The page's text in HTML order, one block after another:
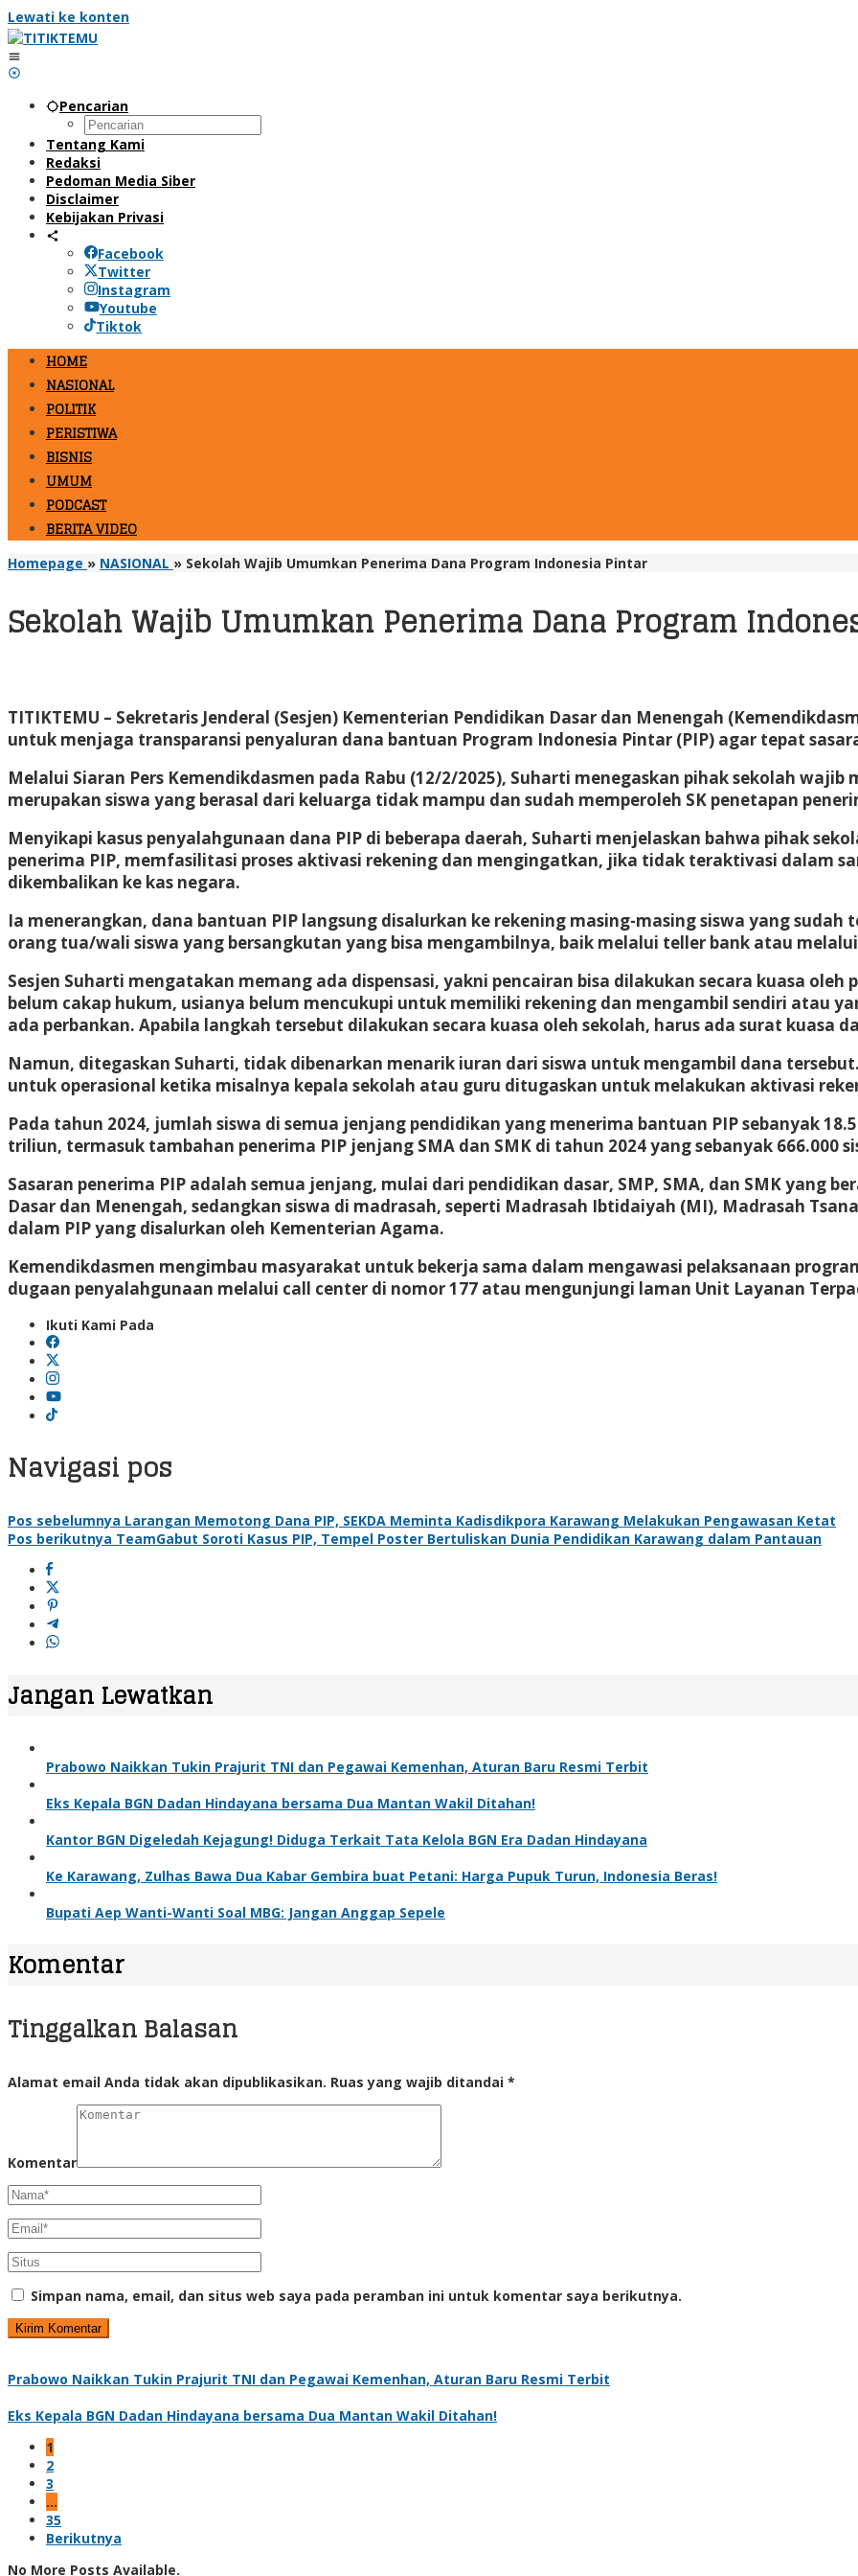
Lewati ke konten
Pencarian
Tentang Kami
Redaksi
Pedoman Media Siber
Disclaimer
Kebijakan Privasi
Facebook
Twitter
Instagram
Youtube
Tiktok
HOME
NASIONAL
POLITIK
PERISTIWA
BISNIS
UMUM
PODCAST
BERITA VIDEO
Homepage » NASIONAL » Sekolah Wajib Umumkan Penerima Dana Program Indonesia Pintar
Sekolah Wajib Umumkan Penerima Dana Program
TITIKTEMU – Sekretaris Jenderal (Sesjen) Kementerian Pendidikan Dasar dan Menengah
untuk menjaga transparansi penyaluran dana bantuan Program Indonesia Pintar (PIP) agar tepat
Melalui Siaran Pers Kemendikdasmen pada Rabu (12/2/2025), Suharti menegaskan pihak sekolah
merupakan siswa yang berasal dari keluarga tidak mampu dan sudah memperoleh SK penetapan
Menyikapi kasus penyalahgunaan dana PIP di beberapa daerah, Suharti menjelaskan bahwa pihak
penerima PIP, memfasilitasi proses aktivasi rekening dan mengingatkan, jika tidak teraktivasi dalam
dikembalikan ke kas negara.
Ia menerangkan, dana bantuan PIP langsung disalurkan ke rekening masing-masing siswa yang
orang tua/wali siswa yang bersangkutan yang bisa mengambilnya, baik melalui teller bank atau
Sesjen Suharti mengatakan memang ada dispensasi, yakni pencairan bisa dilakukan secara kuasa oleh
belum cakap hukum, usianya belum mencukupi untuk memiliki rekening dan mengambil sendiri atau
ada perbankan. Apabila langkah tersebut dilakukan secara kuasa oleh sekolah, harus ada surat kuasa
Namun, ditegaskan Suharti, tidak dibenarkan menarik iuran dari siswa untuk mengambil dana
untuk operasional ketika misalnya kepala sekolah atau guru ditugaskan untuk melakukan aktivasi
Pada tahun 2024, jumlah siswa di semua jenjang pendidikan yang menerima bantuan PIP sebanyak
triliun, termasuk tambahan penerima PIP jenjang SMA dan SMK di tahun 2024 yang sebanyak 666.000
Sasaran penerima PIP adalah semua jenjang, mulai dari pendidikan dasar, SMP, SMA, dan SMK yang
Dasar dan Menengah, sedangkan siswa di madrasah, seperti Madrasah Ibtidaiyah (MI), Madrasah
dalam PIP yang disalurkan oleh Kementerian Agama.
Kemendikdasmen mengimbau masyarakat untuk bekerja sama dalam mengawasi pelaksanaan
dugaan penyalahgunaan melalui call center di nomor 177 atau mengunjungi laman Unit Layanan
Ikuti Kami Pada
Navigasi pos
Pos sebelumnya Larangan Memotong Dana PIP, SEKDA Meminta Kadisdikpora Karawang Melakukan Pengawasan Ketat
Pos berikutnya TeamGabut Soroti Kasus PIP, Tempel Poster Bertuliskan Dunia Pendidikan Karawang dalam Pantauan
Jangan Lewatkan
Prabowo Naikkan Tukin Prajurit TNI dan Pegawai Kemenhan, Aturan Baru Resmi Terbit
Eks Kepala BGN Dadan Hindayana bersama Dua Mantan Wakil Ditahan!
Kantor BGN Digeledah Kejagung! Diduga Terkait Tata Kelola BGN Era Dadan Hindayana
Ke Karawang, Zulhas Bawa Dua Kabar Gembira buat Petani: Harga Pupuk Turun, Indonesia Beras!
Bupati Aep Wanti-Wanti Soal MBG: Jangan Anggap Sepele
Komentar
Tinggalkan Balasan
Alamat email Anda tidak akan dipublikasikan. Ruas yang wajib ditandai *
Komentar
Simpan nama, email, dan situs web saya pada peramban ini untuk komentar saya berikutnya.
Prabowo Naikkan Tukin Prajurit TNI dan Pegawai Kemenhan, Aturan Baru Resmi Terbit
Eks Kepala BGN Dadan Hindayana bersama Dua Mantan Wakil Ditahan!
1
2
3
…
35
Berikutnya
No More Posts Available.